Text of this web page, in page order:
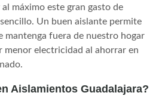
máximo este gran gasto de
Un buen aislante permite
mantenga fuera de nuestro hogar
menor electricidad al ahorrar en
Aislamientos Guadalajara?